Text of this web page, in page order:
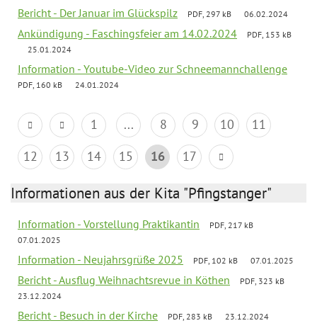
Bericht - Der Januar im Glückspilz PDF, 297 kB 06.02.2024
Ankündigung - Faschingsfeier am 14.02.2024
PDF, 153 kB
25.01.2024
Information - Youtube-Video zur Schneemannchallenge
PDF, 160 kB 24.01.2024
1 ... 8 9 10
11
12
13 14 15 16 17
Informationen aus der Kita "Pfingstanger"
Information - Vorstellung Praktikantin
PDF, 217 kB
07.01.2025
Information - Neujahrsgrüße 2025 PDF, 102 kB 07.01.2025
Bericht - Ausflug Weihnachtsrevue in Köthen
PDF, 323 kB
23.12.2024
Bericht - Besuch in der Kirche PDF, 283 kB 23.12.2024